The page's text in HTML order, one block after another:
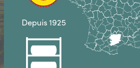
Depuis 1925